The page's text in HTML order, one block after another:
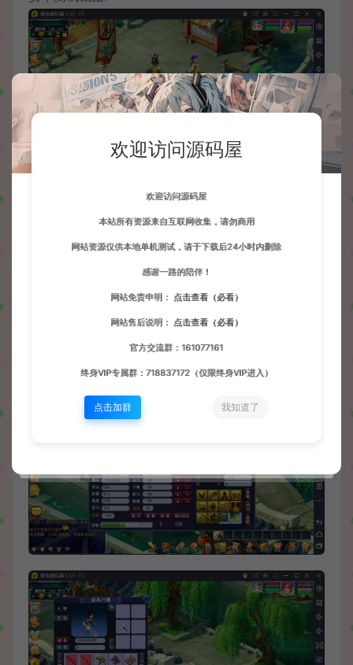
欢迎访问源码屋
欢迎访问源码屋
本站所有资源来自互联网收集，请勿商用
网站资源仅供本地单机测试，请于下载后24小时内删除
感谢一路的陪伴！
网站免责申明： 点击查看（必看）
网站售后说明： 点击查看（必看）
官方交流群：161077161
终身VIP专属群：718837172（仅限终身VIP进入）
点击加群 我知道了